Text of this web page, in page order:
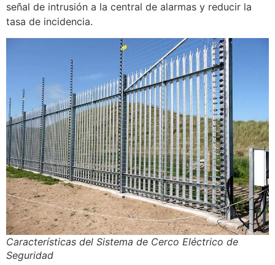
señal de intrusión a la central de alarmas y reducir la
tasa de incidencia.
Características del Sistema de Cerco Eléctrico de
Seguridad